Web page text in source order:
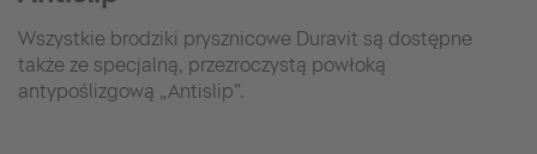
Wszystkie brodziki prysznicowe Duravit są dostępne
także ze specjalną, przezroczystą powłoką
antypoślizgową „Antislip”.